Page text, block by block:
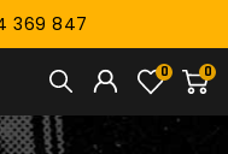
369 847
0
0